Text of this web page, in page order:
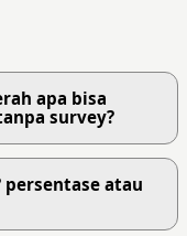
apa bisa
survey?
persentase atau